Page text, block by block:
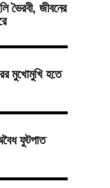
ভৈরবী, জীবনের
মুখোমুখি হতে
ফুটপাত